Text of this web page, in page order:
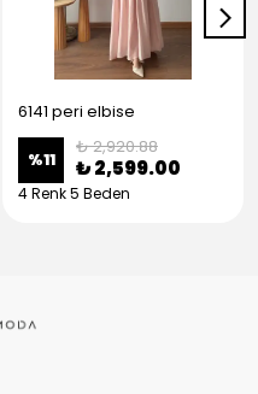
6141 peri elbise
%11
₺ 2,920.88
₺ 2,599.00
4 Renk 5 Beden